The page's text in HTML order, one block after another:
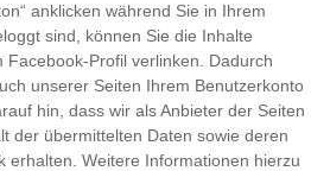
anklicken während Sie in Ihrem
sind, können Sie die Inhalte
Facebook-Profil verlinken. Dadurch
unserer Seiten Ihrem Benutzerkonto
hin, dass wir als Anbieter der Seiten
der übermittelten Daten sowie deren
erhalten. Weitere Informationen hierzu